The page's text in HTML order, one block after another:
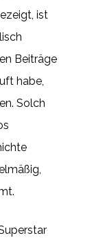
ist
Beiträge
habe,
Solch